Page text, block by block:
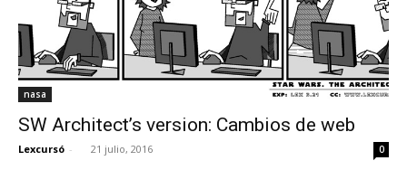
nasa
SW Architect’s version: Cambios de web
Lexcursó - 21 julio, 2016 0